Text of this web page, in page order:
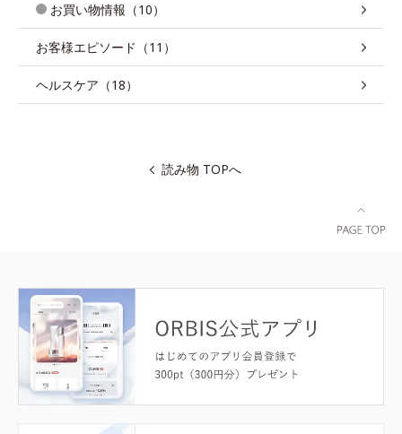
お買い物情報（10）
お客様エピソード（11）
ヘルスケア（18）
読み物 TOPへ